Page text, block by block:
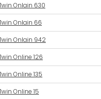
1win Onlain 630
1win Onlain 66
1win Onlain 942
1win Online 126
1win Online 135
1win Online 15